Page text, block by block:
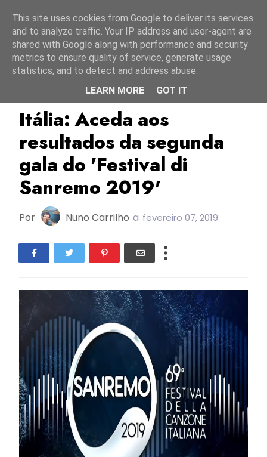
Itália RAI
Itália: Aceda aos
resultados da segunda
gala do 'Festival di
Sanremo 2019'
Por Nuno Carrilho a fevereiro 07, 2019
This site uses cookies from Google to deliver its services
and to analyze traffic. Your IP address and user-agent are
shared with Google along with performance and security
metrics to ensure quality of service, generate usage
statistics, and to detect and address abuse.
LEARN MORE
GOT IT